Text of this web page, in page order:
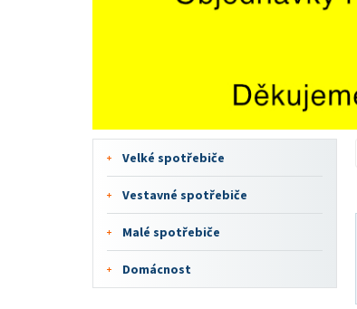
Velké spotřebiče
Vestavné spotřebiče
Malé spotřebiče
Domácnost